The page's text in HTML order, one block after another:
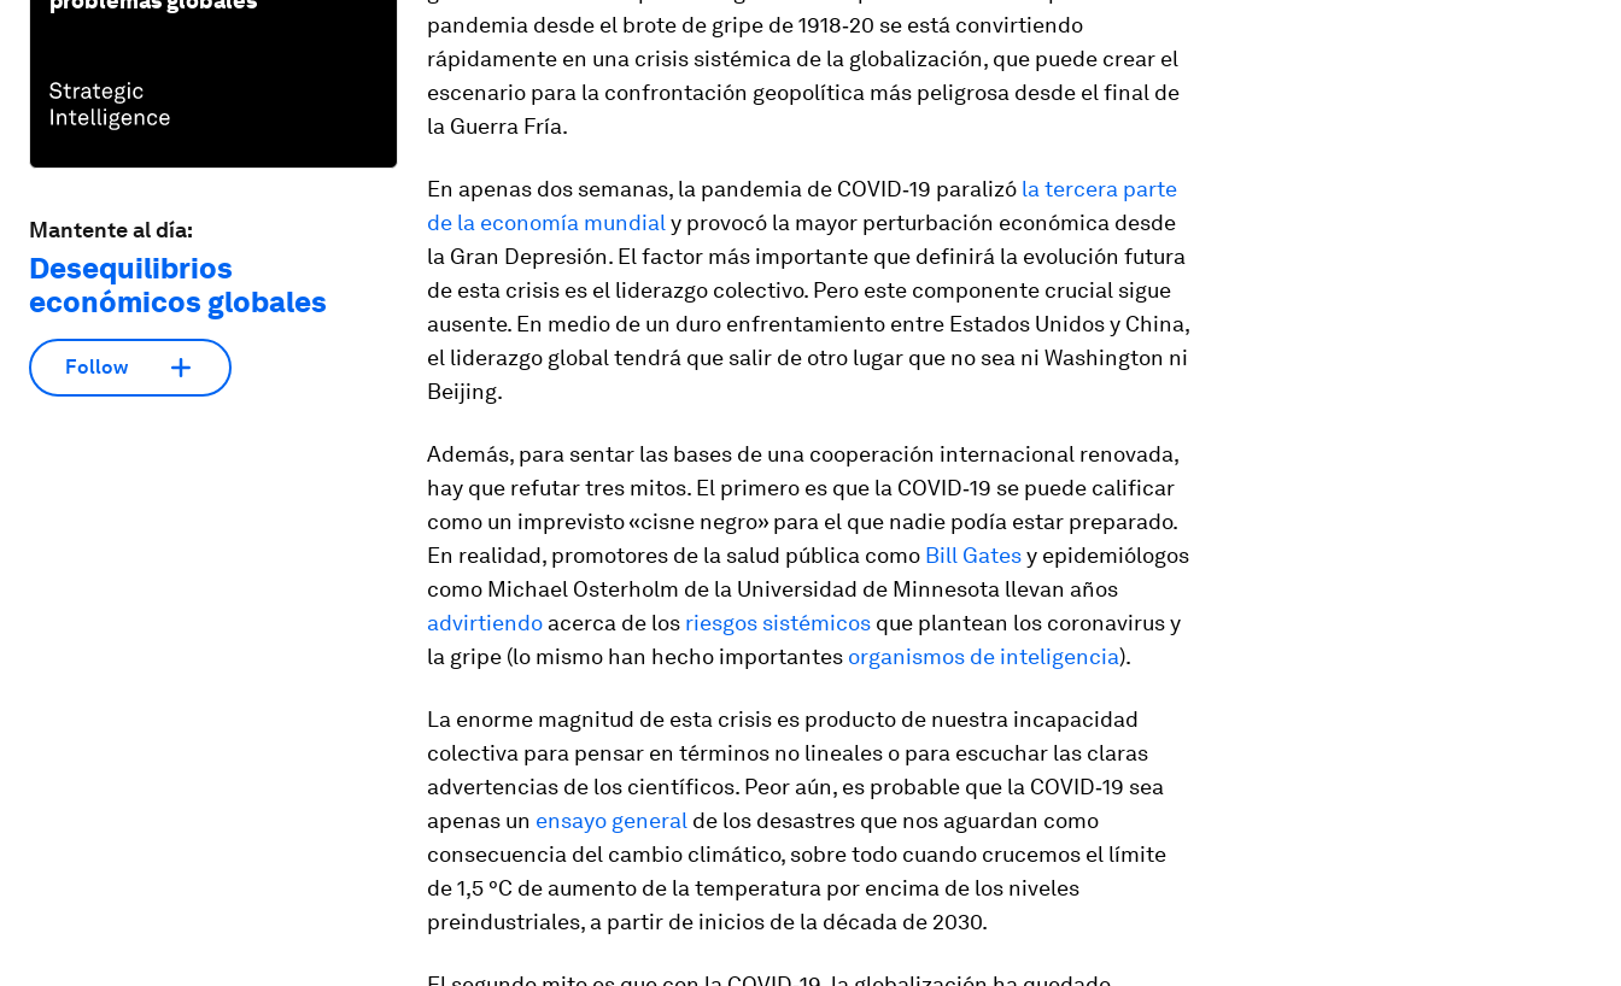
Mantente al día:
Desequilibrios
económicos globales
Follow
pandemia desde el brote de gripe de 1918‑20 se está convirtiendo
rápidamente en una crisis sistémica de la globalización, que puede crear el
escenario para la confrontación geopolítica más peligrosa desde el final de
la Guerra Fría.
En apenas dos semanas, la pandemia de COVID‑19 paralizó la tercera parte
de la economía mundial y provocó la mayor perturbación económica desde
la Gran Depresión. El factor más importante que definirá la evolución futura
de esta crisis es el liderazgo colectivo. Pero este componente crucial sigue
ausente. En medio de un duro enfrentamiento entre Estados Unidos y China,
el liderazgo global tendrá que salir de otro lugar que no sea ni Washington ni
Beijing.
Además, para sentar las bases de una cooperación internacional renovada,
hay que refutar tres mitos. El primero es que la COVID‑19 se puede calificar
como un imprevisto «cisne negro» para el que nadie podía estar preparado.
En realidad, promotores de la salud pública como Bill Gatesy epidemiólogos
como Michael Osterholm de la Universidad de Minnesota llevan años
advirtiendo acerca de los riesgos sistémicos que plantean los coronavirus y
la gripe (lo mismo han hecho importantes organismos de inteligencia).
La enorme magnitud de esta crisis es producto de nuestra incapacidad
colectiva para pensar en términos no lineales o para escuchar las claras
advertencias de los científicos. Peor aún, es probable que la COVID‑19 sea
apenas un ensayo general de los desastres que nos aguardan como
consecuencia del cambio climático, sobre todo cuando crucemos el límite
de 1,5 °C de aumento de la temperatura por encima de los niveles
preindustriales, a partir de inicios de la década de 2030.